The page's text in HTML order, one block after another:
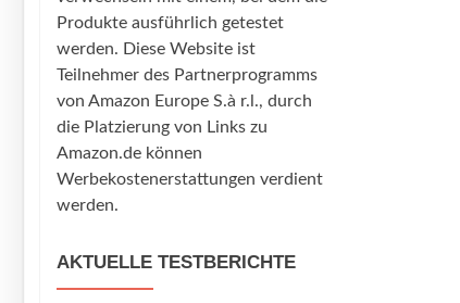
Produkte ausführlich getestet
werden. Diese Website ist
Teilnehmer des Partnerprogramms
von Amazon Europe S.à r.l., durch
die Platzierung von Links zu
Amazon.de können
Werbekostenerstattungen verdient
werden.
AKTUELLE TESTBERICHTE